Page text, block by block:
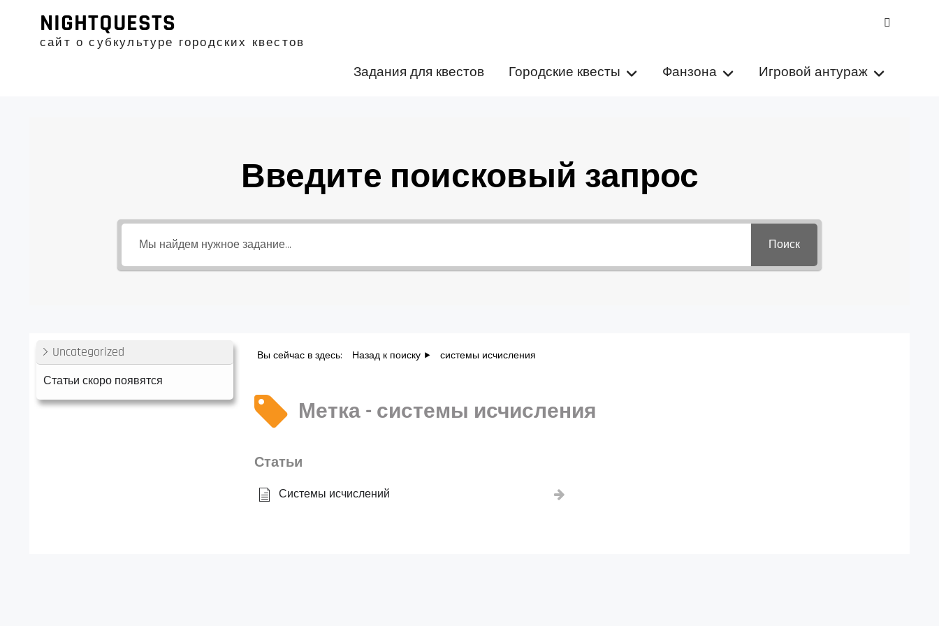
содержимому
NIGHTQUESTS
сайт о субкультуре городских квестов
Задания для квестов Городские квесты Фанзона Игровой антураж
Введите поисковый запрос
Поиск
Uncategorized
Статьи скоро появятся
Вы сейчас в здесь: Назад к поиску системы исчисления
Метка - системы исчисления
Статьи
Системы исчислений